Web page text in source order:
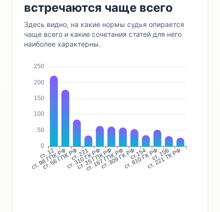
встречаются чаще всего
Здесь видно, на какие нормы судья опирается
чаще всего и какие сочетания статей для него
наиболее характерны.